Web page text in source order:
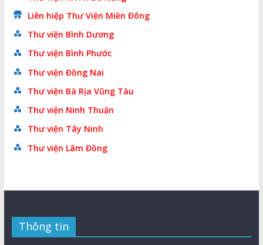
Liên hiệp Thư Viện Miền Đông
Thư viện Bình Dương
Thư viện Bình Phước
Thư viện Đồng Nai
Thư viện Bà Rịa Vũng Tàu
Thư viện Ninh Thuận
Thư viện Tây Ninh
Thư viện Lâm Đồng
Thông tin